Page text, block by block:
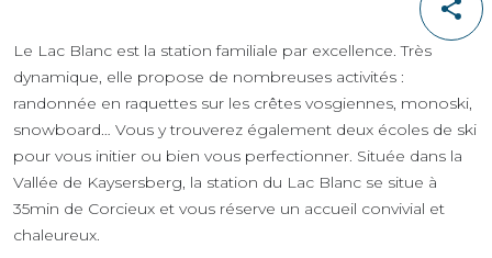
Le Lac Blanc est la station familiale par excellence. Très
dynamique, elle propose de nombreuses activités :
randonnée en raquettes sur les crêtes vosgiennes, monoski,
snowboard… Vous y trouverez également deux écoles de ski
pour vous initier ou bien vous perfectionner. Située dans la
Vallée de Kaysersberg, la station du Lac Blanc se situe à
35min de Corcieux et vous réserve un accueil convivial et
chaleureux.